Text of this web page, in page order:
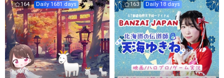
164 Daily 1681 days 163 Daily 18 days